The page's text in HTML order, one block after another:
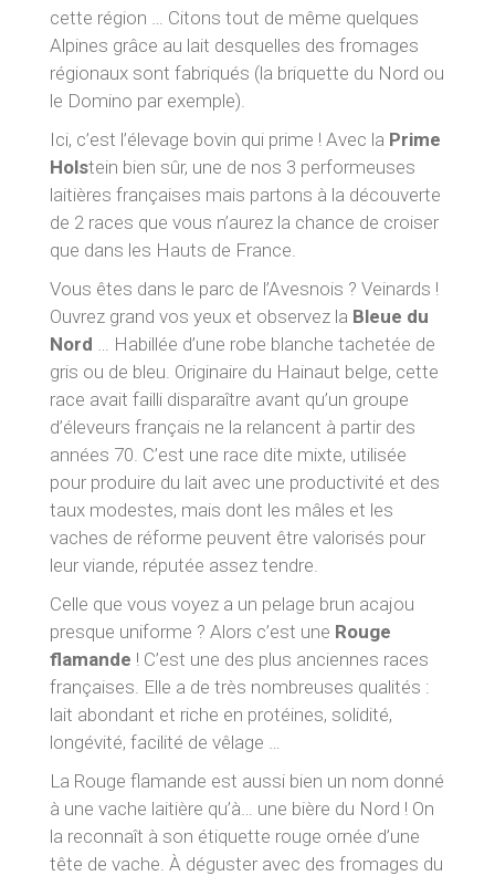
cette région … Citons tout de même quelques
Alpines grâce au lait desquelles des fromages
régionaux sont fabriqués (la briquette du Nord ou
le Domino par exemple).
Ici, c’est l’élevage bovin qui prime ! Avec la Prime
Holstein bien sûr, une de nos 3 performeuses
laitières françaises mais partons à la découverte
de 2 races que vous n’aurez la chance de croiser
que dans les Hauts de France.
Vous êtes dans le parc de l’Avesnois ? Veinards !
Ouvrez grand vos yeux et observez la Bleue du
Nord … Habillée d’une robe blanche tachetée de
gris ou de bleu. Originaire du Hainaut belge, cette
race avait failli disparaître avant qu’un groupe
d’éleveurs français ne la relancent à partir des
années 70. C’est une race dite mixte, utilisée
pour produire du lait avec une productivité et des
taux modestes, mais dont les mâles et les
vaches de réforme peuvent être valorisés pour
leur viande, réputée assez tendre.
Celle que vous voyez a un pelage brun acajou
presque uniforme ? Alors c’est une Rouge
flamande ! C’est une des plus anciennes races
françaises. Elle a de très nombreuses qualités :
lait abondant et riche en protéines, solidité,
longévité, facilité de vêlage …
La Rouge flamande est aussi bien un nom donné
à une vache laitière qu’à… une bière du Nord ! On
la reconnaît à son étiquette rouge ornée d’une
tête de vache. À déguster avec des fromages du